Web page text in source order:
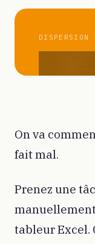
DISPERSION
On va
fait mal.
Prenez une
tableur Excel.